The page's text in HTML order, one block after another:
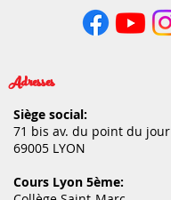
Adresses
Siège social:
71 bis av. du point du jour
69005 LYON
Cours Lyon 5ème: